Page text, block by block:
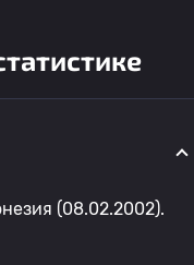
(08.02.2002).